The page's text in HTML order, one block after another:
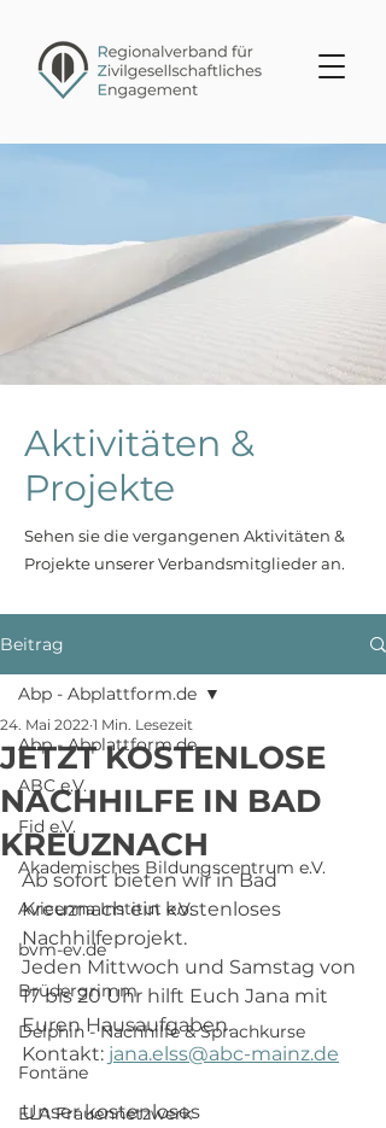
Aktivitäten &
Projekte
Sehen sie die vergangenen Aktivitäten &
Projekte unserer Verbandsmitglieder an.
Beitrag
Abp - Abplattform.de
ABC e.V.
Fid e.V.
Akademisches Bildungscentrum e.V.
Avicenna Institut e.V.
bvm-ev.de
Brüdergrimm
Delphin - Nachhilfe & Sprachkurse
Fontäne
ELA Frauennetzwerk
Abp - Abplattform.de
JETZT KOSTENLOSE
NACHHILFE IN BAD
KREUZNACH
24. Mai 2022 1 Min. Lesezeit
Ab sofort bieten wir in Bad
Kreuznach ein kostenloses
Nachhilfeprojekt.
Jeden Mittwoch und Samstag von
17 bis 20 Uhr hilft Euch Jana mit
Euren Hausaufgaben.
Kontakt: jana.elss@abc-mainz.de
Unser kostenloses